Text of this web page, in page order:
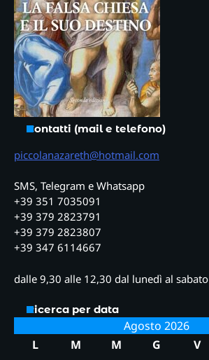
Contatti (mail e telefono)
piccolanazareth@hotmail.com
SMS, Telegram e Whatsapp
+39 351 7035091
+39 379 2823791
+39 379 2823807
+39 347 6114667
dalle 9,30 alle 12,30 dal lunedì al sabato
Ricerca per data
Agosto 2026
L
M M G V